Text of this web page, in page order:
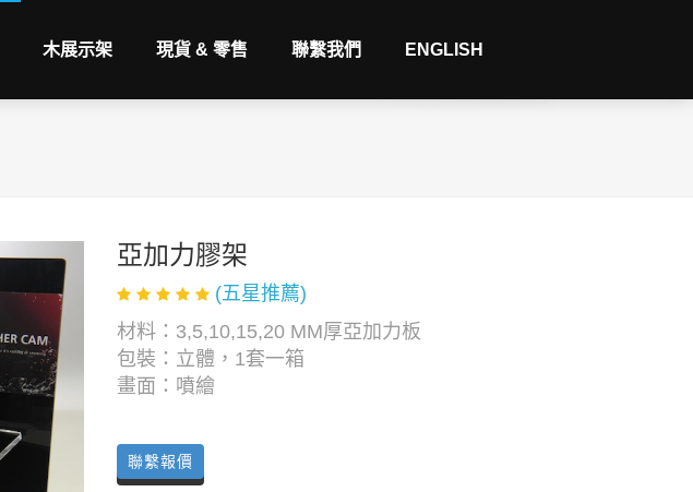
木展示架 現貨 & 零售 聯繫我們 ENGLISH
亞加力膠架
(五星推薦)
材料：3,5,10,15,20 MM厚亞加力板
包裝：立體，1套一箱
畫面：噴繪
聯繫報價